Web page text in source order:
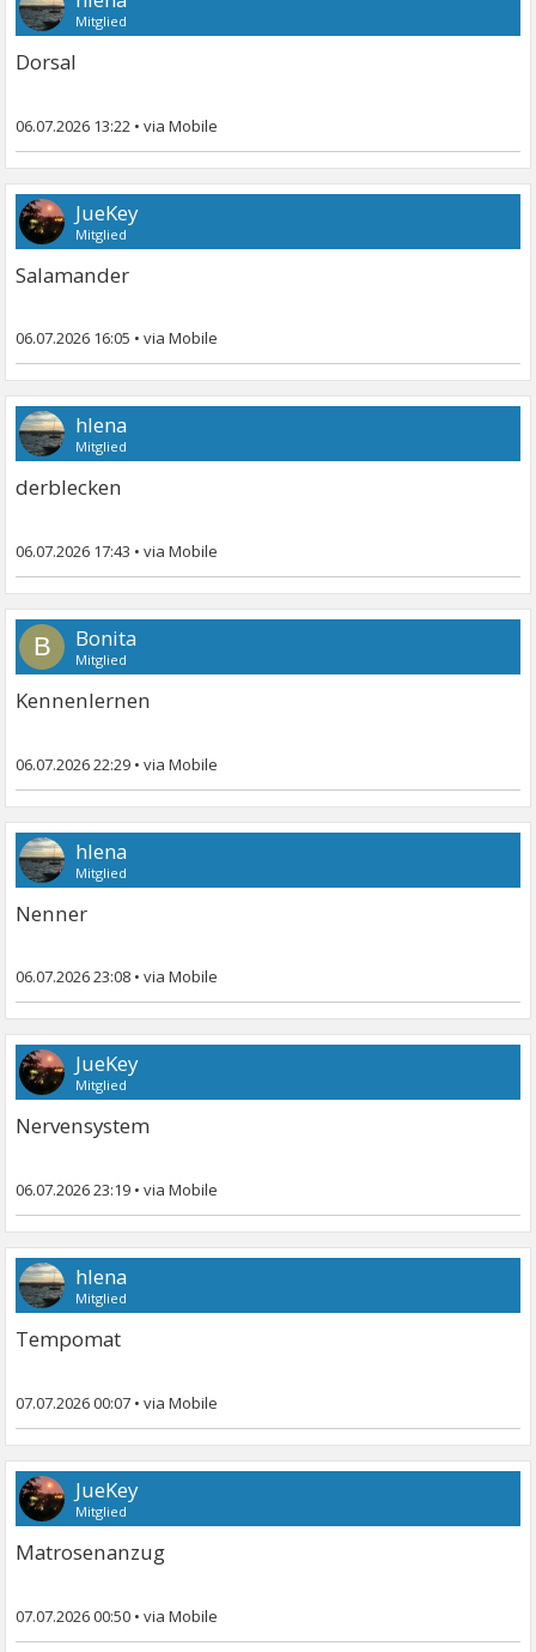
Mitglied
Dorsal
06.07.2026 13:22 •
JueKey
Mitglied
Salamander
06.07.2026 16:05 •
hlena
Mitglied
derblecken
06.07.2026 17:43 •
B Bonita
Mitglied
Kennenlernen
06.07.2026 22:29 •
hlena
Mitglied
Nenner
06.07.2026 23:08 •
JueKey
Mitglied
Nervensystem
06.07.2026 23:19 •
hlena
Mitglied
Tempomat
07.07.2026 00:07 •
JueKey
Mitglied
Matrosenanzug
07.07.2026 00:50 •